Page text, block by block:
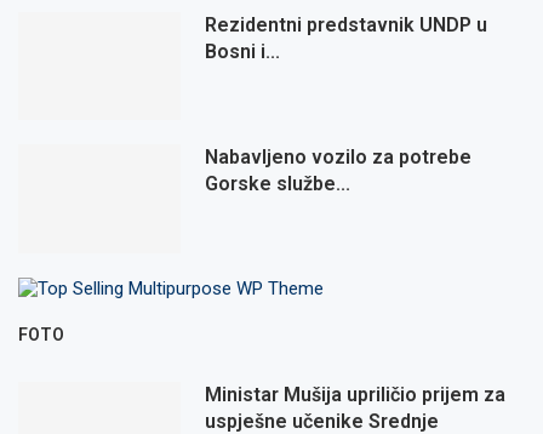
Rezidentni predstavnik UNDP u
Bosni i...
Nabavljeno vozilo za potrebe
Gorske službe...
FOTO
Ministar Mušija upriličio prijem za
uspješne učenike Srednje